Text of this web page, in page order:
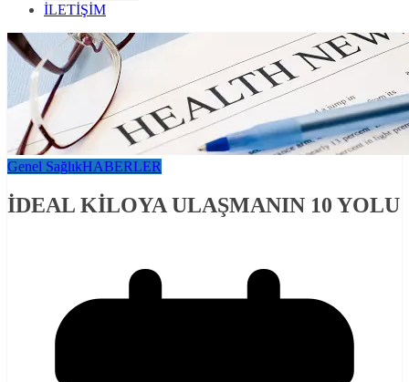
İLETİŞİM
Genel SağlıkHABERLER
İDEAL KİLOYA ULAŞMANIN 10 YOLU